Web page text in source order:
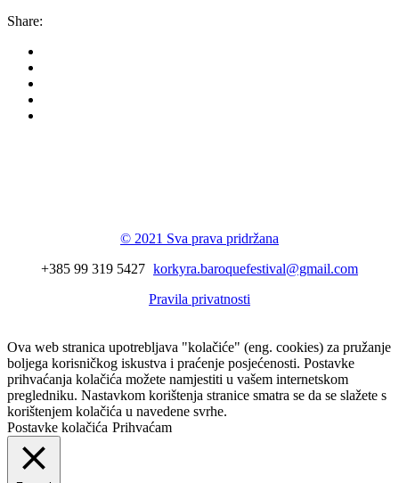
Share:
© 2021 Sva prava pridržana
+385 99 319 5427 korkyra.baroquefestival@gmail.com
Pravila privatnosti
Ova web stranica upotrebljava "kolačiće" (eng. cookies) za pružanje
boljega korisničkog iskustva i praćenje posjećenosti. Postavke
prihvaćanja kolačića možete namjestiti u vašem internetskom
pregledniku. Nastavkom korištenja stranice smatra se da se slažete s
korištenjem kolačića u navedene svrhe.
Postavke kolačića Prihvaćam